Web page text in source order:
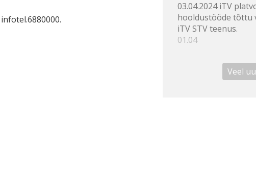
03.04.2024 iTV
hooldustööde tõttu
iTV STV teenus.
01.04
Veel